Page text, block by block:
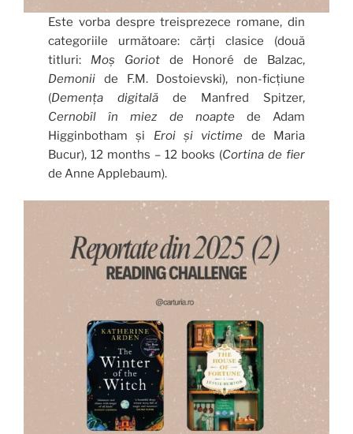
Este vorba despre treisprezece romane, din
categoriile următoare: cărți clasice (două
titluri: Moș Goriotde Honoré de Balzac,
Demonii de F.M. Dostoievski), non-ficțiune
(Demența digitală de Manfred Spitzer,
Cernobîl în miez de noaptede Adam
Higginbotham și Eroi și victime de Maria
Bucur), 12 months – 12 books (Cortina de fier
de Anne Applebaum).